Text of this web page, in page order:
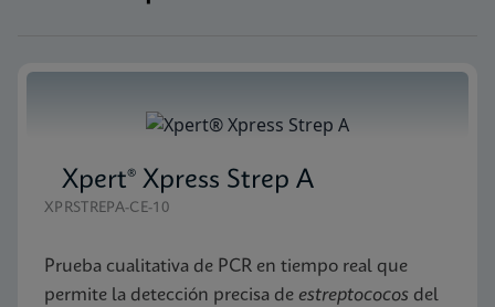
Xpert® Xpress Strep A
XPRSTREPA-CE-10
Prueba cualitativa de PCR en tiempo real que
permite la detección precisa de estreptococos del